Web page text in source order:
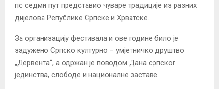
по седми пут представио чуваре традиције из разних
дијелова Републике Српске и Хрватске.
За организацију фестивала и ове године било је
задужено Српско културно – умјетничко друштво
„Дервента“, а одржан је поводом Дана српског
јединства, слободе и националне заставе.